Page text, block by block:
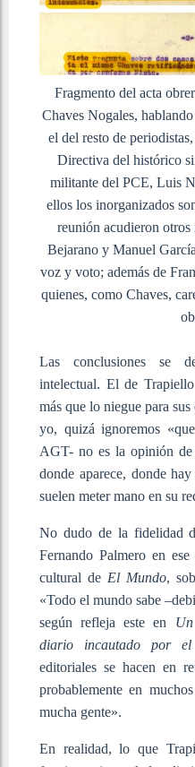
Fragmento del acta
Chaves Nogales,
el del resto de
Directiva del histórico
militante del PCE, Luis
ellos los inorganizados
reunión acudieron
Bejarano y Manuel
voz y voto; además de
quienes, como Chaves,
Las conclusiones se
intelectual. El de
más que lo niegue para
yo, quizá ignoremos
AGT- no es la opinión de
donde aparece, donde
suelen meter mano en su
No dudo de la fidelidad
Fernando Palmero en
cultural de El Mundo,
«Todo el mundo sabe
según refleja este en
diario incautado por
editoriales se hacen en
probablemente en
mucha gente».
En realidad, lo que